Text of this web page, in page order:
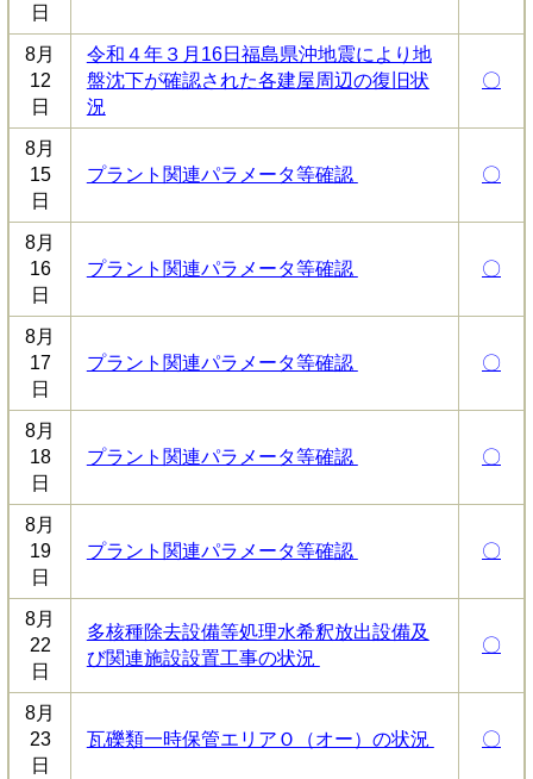
日
8月
12
日
令和４年３月16日福島県沖地震により地
盤沈下が確認された各建屋周辺の復旧状
況
〇
8月
15
日
プラント関連パラメータ等確認 〇
8月
16
日
プラント関連パラメータ等確認 〇
8月
17
日
プラント関連パラメータ等確認 〇
8月
18
日
プラント関連パラメータ等確認 〇
8月
19
日
プラント関連パラメータ等確認 〇
8月
22
日
多核種除去設備等処理水希釈放出設備及
び関連施設設置工事の状況
〇
8月
23
日
瓦礫類一時保管エリアＯ（オー）の状況 〇